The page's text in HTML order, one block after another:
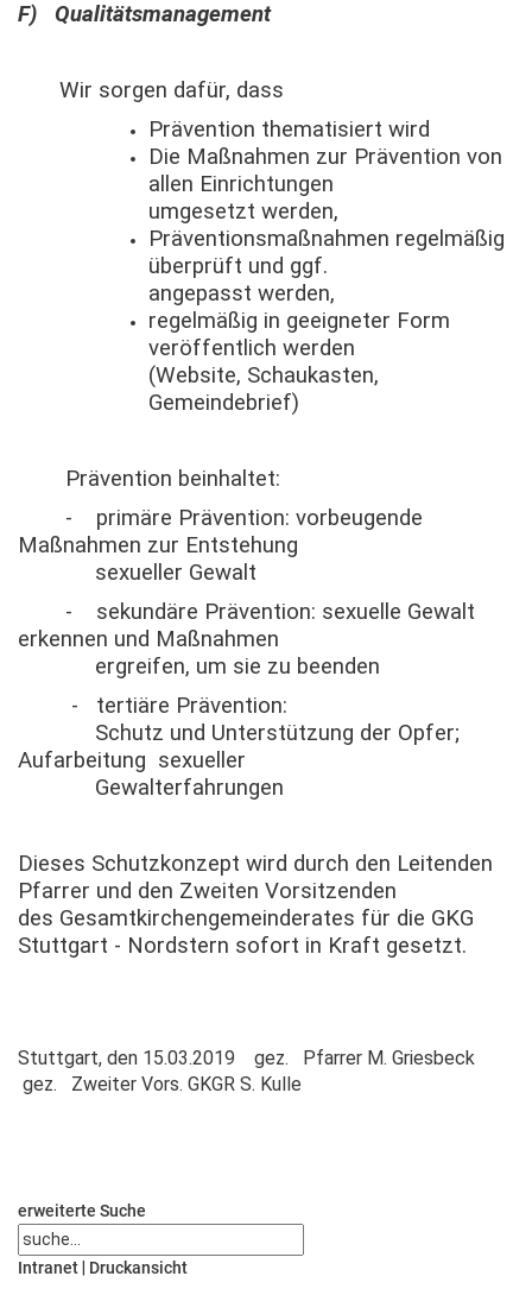
F) Qualitätsmanagement
Wir sorgen dafür, dass
Prävention thematisiert wird
Die Maßnahmen zur Prävention von
allen Einrichtungen
umgesetzt werden,
Präventionsmaßnahmen regelmäßig
überprüft und ggf.
angepasst werden,
regelmäßig in geeigneter Form
veröffentlich werden
(Website, Schaukasten,
Gemeindebrief)
Prävention beinhaltet:
- primäre Prävention: vorbeugende
Maßnahmen zur Entstehung
sexueller Gewalt
- sekundäre Prävention: sexuelle Gewalt
erkennen und Maßnahmen
ergreifen, um sie zu beenden
- tertiäre Prävention:
Schutz und Unterstützung der Opfer;
Aufarbeitung sexueller
Gewalterfahrungen
Dieses Schutzkonzept wird durch den Leitenden
Pfarrer und den Zweiten Vorsitzenden
des Gesamtkirchengemeinderates für die GKG
Stuttgart - Nordstern sofort in Kraft gesetzt.
Stuttgart, den 15.03.2019 gez. Pfarrer M. Griesbeck
gez. Zweiter Vors. GKGR S. Kulle
erweiterte Suche
Intranet Druckansicht